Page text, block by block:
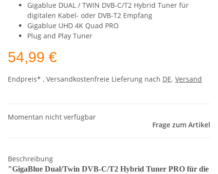
Gigablue DUAL / TWIN DVB-C/T2 Hybrid Tuner für
digitalen Kabel- oder DVB-T2 Empfang
Gigablue UHD 4K Quad PRO
Plug and Play Tuner
54,99 €
Endpreis* , Versandkostenfreie Lieferung nach DE. Versand
Momentan nicht verfügbar
Frage zum Artikel
Beschreibung
"GigaBlue Dual/Twin DVB-C/T2 Hybrid Tuner PRO für die